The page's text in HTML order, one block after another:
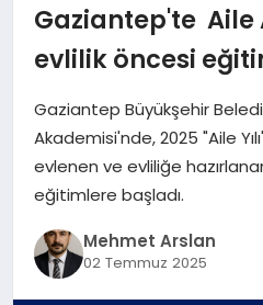
SPOR
MAGAZIN
SAĞLIK
Gaziantep'te
evlilik öncesi
Gaziantep Büyükşehir
Akademisi'nde, 2025 "Aile
evlenen ve evliliğe
eğitimlere başladı.
Mehmet Arslan
02 Temmuz 2025